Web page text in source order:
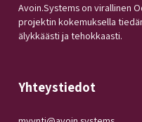
Avoin.Systems on virallinen
projektin kokemuksella
älykkäästi ja tehokkaasti.
Yhteystiedot